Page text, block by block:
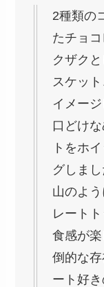
2種類の
たチョ
クザク
スケッ
イメー
口どけ
トをホ
グしまし
山のよ
レート
食感が
倒的な
ート好